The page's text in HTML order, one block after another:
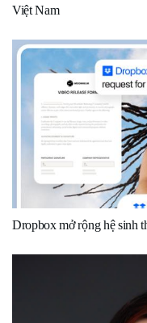
Việt Nam
Dropbox mở rộng hệ sinh